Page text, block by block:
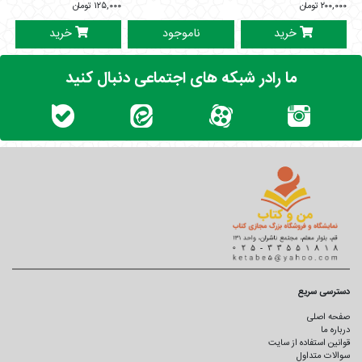
۲۰۰,۰۰۰ تومان
خرید ناموجود
۱۲۵,۰۰۰ تومان
خرید
ما رادر شبکه های اجتماعی دنبال کنید
دسترسی سریع
صفحه اصلی
درباره ما
قوانین استفاده از سایت
سوالات متداول